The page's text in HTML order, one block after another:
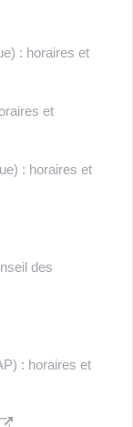
: horaires et
et
: horaires et
des
: horaires et